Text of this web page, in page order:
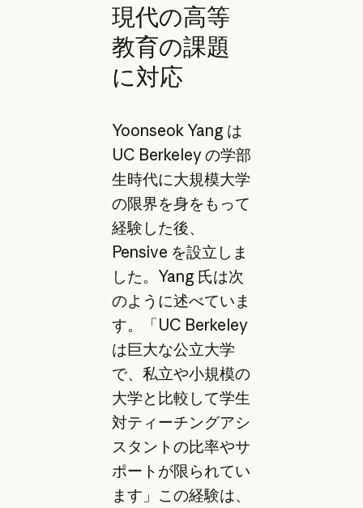
現代の高等
教育の課題
に対応
Yoonseok Yang は
UC Berkeley の学部
生時代に大規模大学
の限界を身をもって
経験した後、
Pensive を設立しま
した。Yang 氏は次
のように述べていま
す。「UC Berkeley
は巨大な公立大学
で、私立や小規模の
大学と比較して学生
対ティーチングアシ
スタントの比率やサ
ポートが限られてい
ます」この経験は、